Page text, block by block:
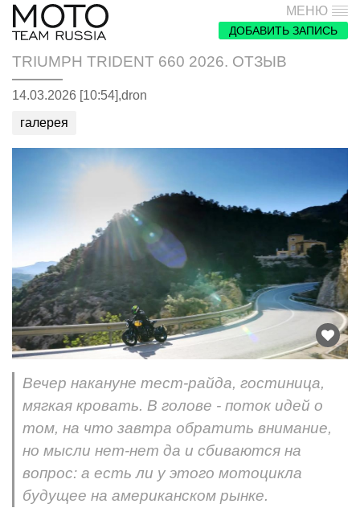
МЕНЮ
ДОБАВИТЬ ЗАПИСЬ
TRIUMPH TRIDENT 660 2026. ОТЗЫВ
14.03.2026 [10:54],dron
галерея
Вечер накануне тест-райда, гостиница,
мягкая кровать. В голове - поток идей о
том, на что завтра обратить внимание,
но мысли нет-нет да и сбиваются на
вопрос: а есть ли у этого мотоцикла
будущее на американском рынке.